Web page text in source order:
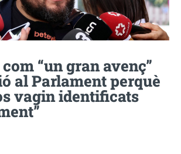
“un gran avenç”
al Parlament perquè
vagin identificats